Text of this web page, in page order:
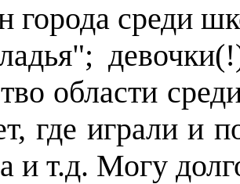
города среди
области
где играли и
и т.д. Могу